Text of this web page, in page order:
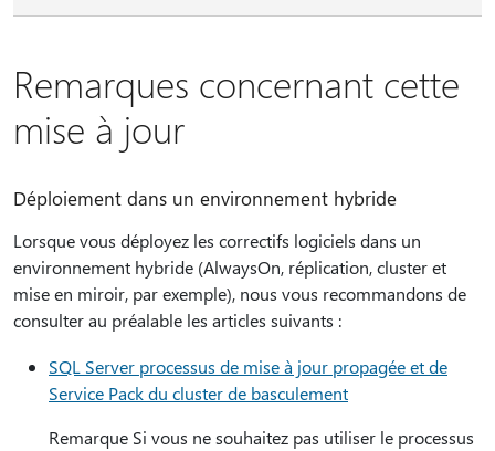
Remarques concernant cette
mise à jour
Déploiement dans un environnement hybride
Lorsque vous déployez les correctifs logiciels dans un
environnement hybride (AlwaysOn, réplication, cluster et
mise en miroir, par exemple), nous vous recommandons de
consulter au préalable les articles suivants :
SQL Server processus de mise à jour propagée et de
Service Pack du cluster de basculement
Remarque Si vous ne souhaitez pas utiliser le processus